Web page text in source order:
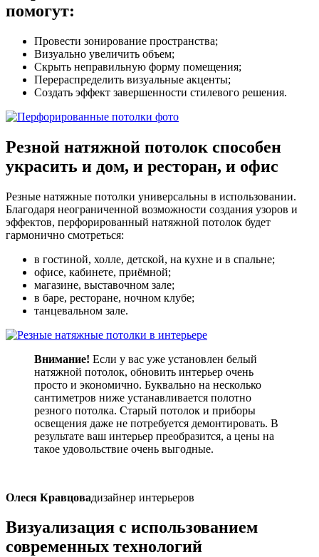
помогут:
Провести зонирование пространства;
Визуально увеличить объем;
Скрыть неправильную форму помещения;
Перераспределить визуальные акценты;
Создать эффект завершенности стилевого решения.
Резной натяжной потолок способен
украсить и дом, и ресторан, и офис
Резные натяжные потолки универсальны в использовании.
Благодаря неограниченной возможности создания узоров и
эффектов, перфорированный натяжной потолок будет
гармонично смотреться:
в гостиной, холле, детской, на кухне и в спальне;
офисе, кабинете, приёмной;
магазине, выставочном зале;
в баре, ресторане, ночном клубе;
танцевальном зале.
Внимание! Если у вас уже установлен белый
натяжной потолок, обновить интерьер очень
просто и экономично. Буквально на несколько
сантиметров ниже устанавливается полотно
резного потолка. Старый потолок и приборы
освещения даже не потребуется демонтировать. В
результате ваш интерьер преобразится, а цены на
такое удовольствие очень выгодные.
Олеся Кравцовадизайнер интерьеров
Визуализация с использованием
современных технологий